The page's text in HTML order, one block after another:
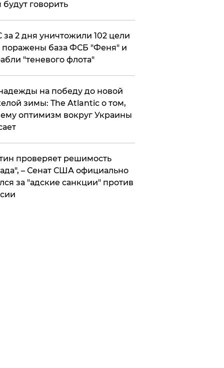
будут говорить
за 2 дня уничтожили 102 цели
база ФСБ "Феня" и
"теневого флота"
на победу до новой
зимы: The Atlantic о том,
оптимизм вокруг Украины
проверяет решимость
– Сенат США официально
за "адские санкции" против